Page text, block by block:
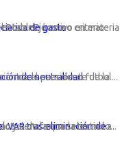
de gasto
de neutralidad
tras la polémica anulación de la sanción al futbol...
el penal cobrado y señala que la tecnolo...